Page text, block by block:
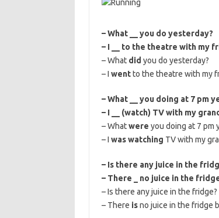
– What __ you do yesterday?
– I __ to the theatre with my
– What did you do yesterday?
– I wentto the theatre with my
– What __ you doing at 7 pm
– I __ (watch) TV with my
– Whatwere you doing at 7 pm
– I was watching TV with my
– Is there any juice in the
– There _ no juice in the
– Is there any juice in the fridge?
– There isno juice in the fridge